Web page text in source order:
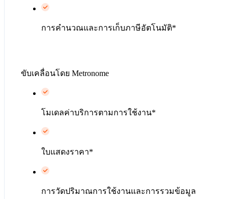
การคำนวณและการเก็บภาษีอัตโนมัติ*
ขับเคลื่อนโดย Metronome
โมเดลค่าบริการตามการใช้งาน*
ใบแสดงราคา*
การวัดปริมาณการใช้งานและการรวมข้อมูล